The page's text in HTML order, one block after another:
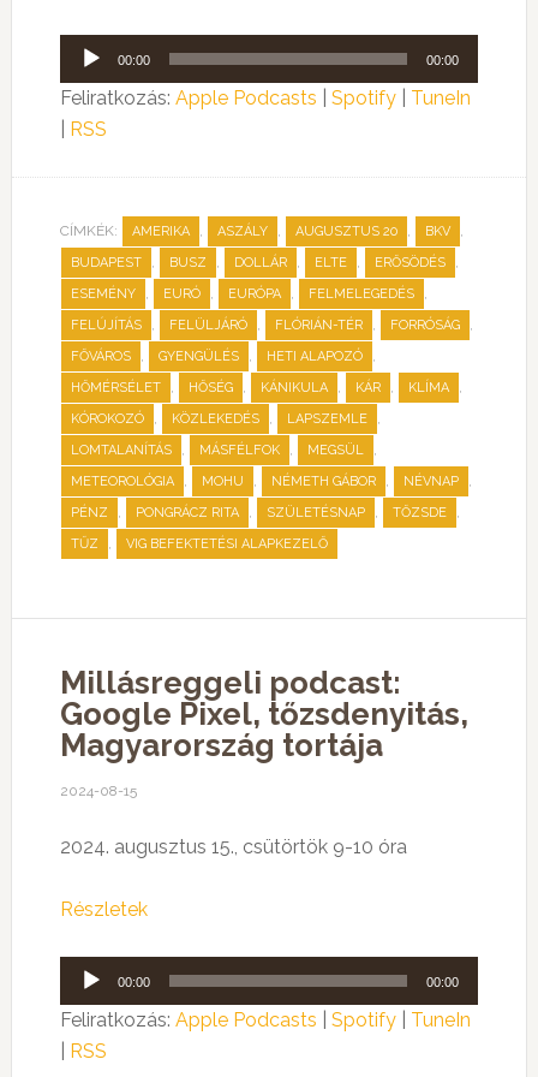
Audió
lejátszó
00:00 00:00
Feliratkozás: Apple Podcasts Spotify| TuneIn
RSS
CÍMKÉK: AMERIKA , ASZÁLY , AUGUSZTUS 20 , BKV ,
BUDAPEST , BUSZ , DOLLÁR , ELTE , ERŐSÖDÉS ,
ESEMÉNY , EURÓ , EURÓPA , FELMELEGEDÉS ,
FELÚJÍTÁS , FELÜLJÁRÓ , FLÓRIÁN-TÉR , FORRÓSÁG ,
FŐVÁROS , GYENGÜLÉS , HETI ALAPOZÓ ,
HŐMÉRSÉLET , HŐSÉG , KÁNIKULA , KÁR , KLÍMA ,
KÓROKOZÓ , KÖZLEKEDÉS , LAPSZEMLE ,
LOMTALANÍTÁS , MÁSFÉLFOK , MEGSÜL ,
METEOROLÓGIA , MOHU , NÉMETH GÁBOR , NÉVNAP ,
PÉNZ , PONGRÁCZ RITA , SZÜLETÉSNAP , TŐZSDE ,
TŰZ , VIG BEFEKTETÉSI ALAPKEZELŐ
Millásreggeli podcast:
Google Pixel, tőzsdenyitás,
Magyarország tortája
2024-08-15
2024. augusztus 15., csütörtök 9-10 óra
Részletek
Audió
lejátszó
00:00 00:00
Feliratkozás: Apple Podcasts Spotify| TuneIn
RSS